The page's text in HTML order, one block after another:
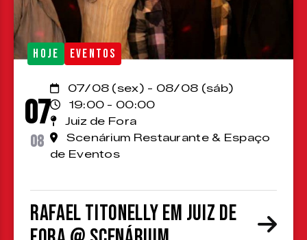
HOJE EVENTOS
07
08
07/08 (sex) - 08/08 (sáb)
19:00 - 00:00
Juiz de Fora
Scenárium Restaurante & Espaço
de Eventos
Rafael Titonelly em Juiz de